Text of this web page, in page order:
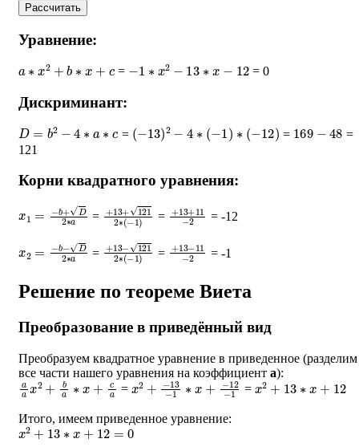
Рассчитать
Уравнение:
2 b ∗ = 1 2− 13 ∗ = 0
Дискриминант:
D= 2− a = (− 13)2 ∗ −1 )∗ 12 ) = 169 48
=
121
Корни квадратного уравнения:
+ D2∗ = + 13 +121 ( −1 )
= + 13 +11 2
= -12
b−D2∗ = +13−121 ∗(−1)
= +13−11 2
= -1
Решение по теореме Виета
Преобразование в приведённый вид
Преобразуем квадратное уравнение в приведенное (разделим
все части нашего уравнения на коэффициент a):
aax2+ba∗x+ca = x2+−13−1 ∗x+
−12−1 = x2 +13 ∗
Итого, имеем приведенное уравнение:
x2+13∗x+12 =0